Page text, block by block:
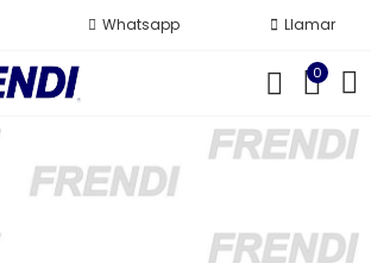
Whatsapp Llamar
0